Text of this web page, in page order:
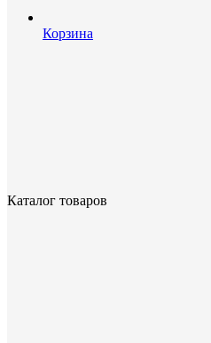
Корзина
Каталог товаров